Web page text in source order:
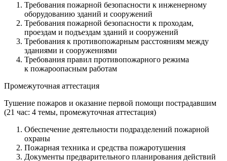
Требования пожарной безопасности к инженерному
оборудованию зданий и сооружений
Требования пожарной безопасности к проходам,
проездам и подъездам зданий и сооружений
Требования к противопожарным расстояниям между
зданиями и сооружениями
Требования правил противопожарного режима
к пожароопасным работам
Промежуточная аттестация
Тушение пожаров и оказание первой помощи пострадавшим
(21 час: 4 темы, промежуточная аттестация)
Обеспечение деятельности подразделений пожарной
охраны
Пожарная техника и средства пожаротушения
Документы предварительного планирования действий